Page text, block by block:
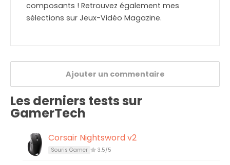
composants ! Retrouvez également mes
sélections sur Jeux-Vidéo Magazine.
Ajouter un commentaire
Les derniers tests sur
GamerTech
Corsair Nightsword v2
Souris Gamer 3.5/5